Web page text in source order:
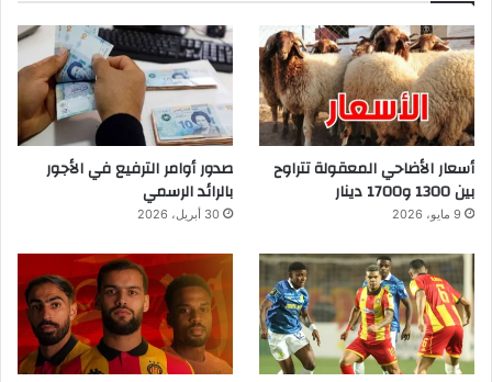
أسعار الأضاحي المعقولة تتراوح
بين 1300 و1700 دينار
9 مايو، 2026
صدور أوامر الترفيع في الأجور
بالرائد الرسمي
30 أبريل، 2026